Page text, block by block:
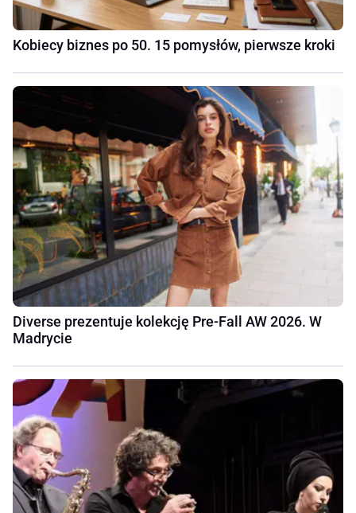
Kobiecy biznes po 50. 15 pomysłów, pierwsze kroki
Diverse prezentuje kolekcję Pre-Fall AW 2026. W
Madrycie